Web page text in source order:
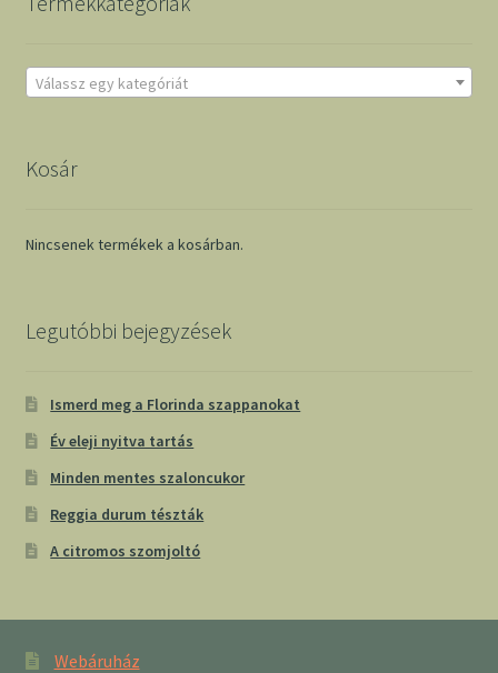
Válassz egy kategóriát
Kosár
Nincsenek termékek a kosárban.
Legutóbbi bejegyzések
Ismerd meg a Florinda szappanokat
Év eleji nyitva tartás
Minden mentes szaloncukor
Reggia durum tészták
A citromos szomjoltó
Webáruház